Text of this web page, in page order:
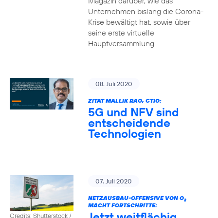
Unternehmen bislang die Corona-
Krise bewältigt hat, sowie über
seine erste virtuelle
Hauptversammlung.
08. Juli 2020
ZITAT MALLIK RAO, CTIO:
5G und NFV sind
entscheidende
Technologien
Credits: Shutterstock /
07. Juli 2020
NETZAUSBAU-OFFENSIVE VON O2
MACHT FORTSCHRITTE: